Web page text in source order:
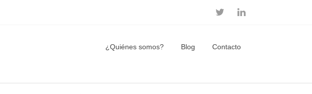
¿Quiénes somos? Blog Contacto